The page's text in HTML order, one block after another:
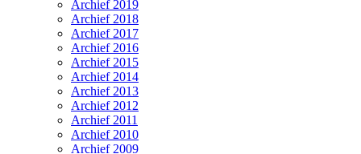
Archief 2019
Archief 2018
Archief 2017
Archief 2016
Archief 2015
Archief 2014
Archief 2013
Archief 2012
Archief 2011
Archief 2010
Archief 2009